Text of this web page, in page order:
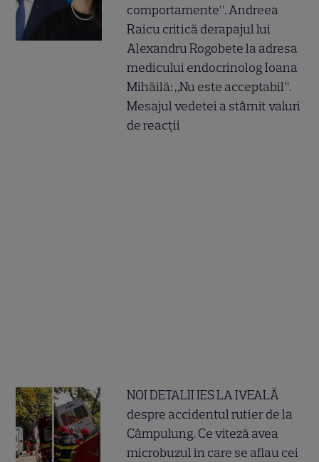
comportamente”. Andreea
Raicu critică derapajul lui
Alexandru Rogobete la adresa
medicului endocrinolog Ioana
Mihăilă: „Nu este acceptabil”.
Mesajul vedetei a stârnit valuri
de reacții
NOI DETALII IES LA IVEALĂ
despre accidentul rutier de la
Câmpulung. Ce viteză avea
microbuzul în care se aflau cei